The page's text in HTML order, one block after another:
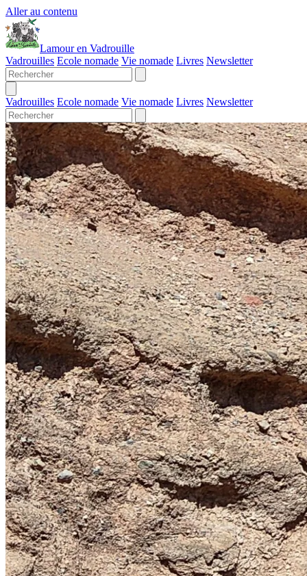
Aller au contenu
Lamour en Vadrouille
Vadrouilles Ecole nomade Vie nomade Livres Newsletter
Vadrouilles Ecole nomade Vie nomade Livres Newsletter